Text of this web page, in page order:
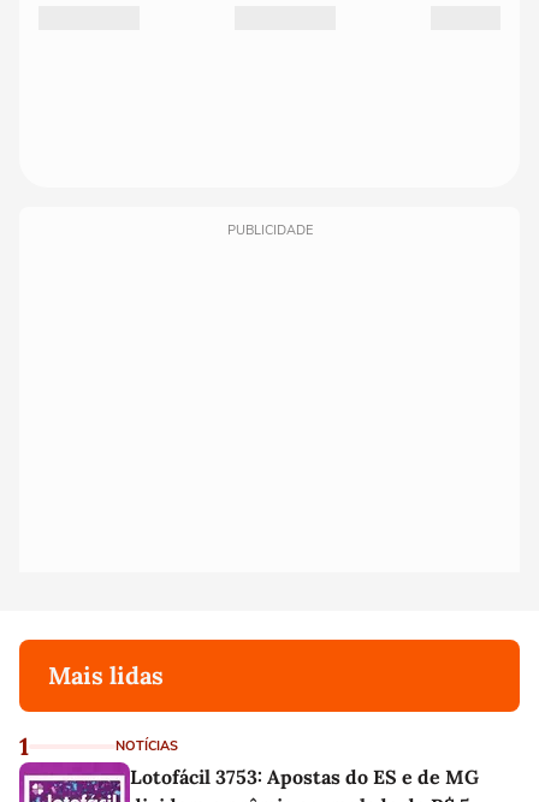
PUBLICIDADE
Mais lidas
1 NOTÍCIAS
Lotofácil 3753: Apostas do ES e de MG